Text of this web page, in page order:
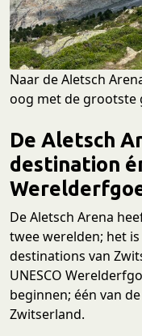
Naar de Aletsch
oog met de grootste
De Aletsch
destination
De Aletsch Arena
twee werelden; het
destinations van
UNESCO
beginnen; één van
Zwitserland.